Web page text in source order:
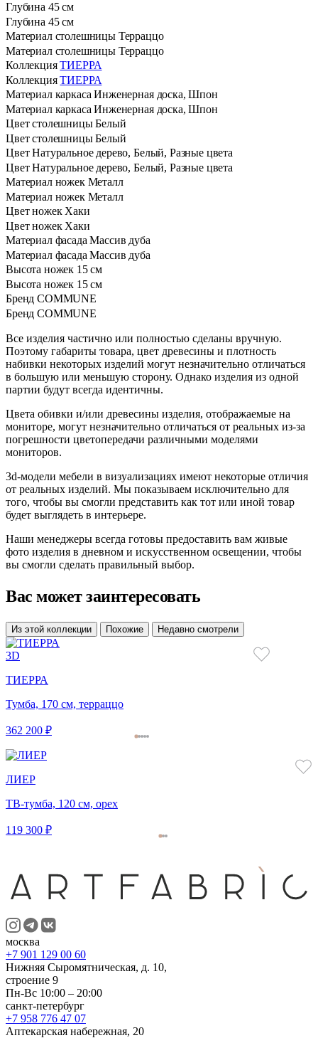
Глубина 45 см
Глубина 45 см
Материал столешницы Терраццо
Материал столешницы Терраццо
Коллекция ТИЕРРА
Коллекция ТИЕРРА
Материал каркаса Инженерная доска, Шпон
Материал каркаса Инженерная доска, Шпон
Цвет столешницы Белый
Цвет столешницы Белый
Цвет Натуральное дерево, Белый, Разные цвета
Цвет Натуральное дерево, Белый, Разные цвета
Материал ножек Металл
Материал ножек Металл
Цвет ножек Хаки
Цвет ножек Хаки
Материал фасада Массив дуба
Материал фасада Массив дуба
Высота ножек 15 см
Высота ножек 15 см
Бренд COMMUNE
Бренд COMMUNE
Все изделия частично или полностью сделаны вручную.
Поэтому габариты товара, цвет древесины и плотность
набивки некоторых изделий могут незначительно отличаться
в большую или меньшую сторону. Однако изделия из одной
партии будут всегда идентичны.
Цвета обивки и/или древесины изделия, отображаемые на
мониторе, могут незначительно отличаться от реальных из-за
погрешности цветопередачи различными моделями
мониторов.
3d-модели мебели в визуализациях имеют некоторые отличия
от реальных изделий. Мы показываем исключительно для
того, чтобы вы смогли представить как тот или иной товар
будет выглядеть в интерьере.
Наши менеджеры всегда готовы предоставить вам живые
фото изделия в дневном и искусственном освещении, чтобы
вы смогли сделать правильный выбор.
Вас может заинтересовать
Из этой коллекции Похожие Недавно смотрели
3D
ТИЕРРА
Тумба, 170 см, терраццо
362 200 ₽
ЛИЕР
ТВ-тумба, 120 см, орех
119 300 ₽
москва
+7 901 129 00 60
Нижняя Сыромятническая, д. 10,
строение 9
Пн-Вс 10:00 – 20:00
санкт-петербург
+7 958 776 47 07
Аптекарская набережная, 20